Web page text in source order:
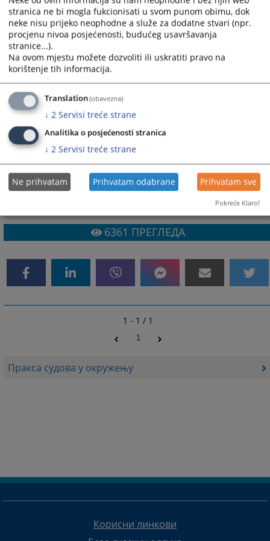
Пракса судова у окружењу
СЛОВЕНИЈА
www.ус-рс.си– Уставни суд Словеније
www.содисце.си
СРБИЈА
www.уставни.суд.рс/– Уставни суд Републике Србије
www.вк.суд.рс/– Врховни касациони суд Републике
Србије
6361 ПРЕГЛЕДА
1 - 1 / 1
1
Корисни линкови
stranica ne bi mogla fukcionisati u svom punom obimu, dok
neke nisu prijeko neophodne a služe za dodatne stvari (npr.
procjenu nivoa posjećenosti, budućeg usavršavanja
stranice...).
Na ovom mjestu možete dozvoliti ili uskratiti pravo na
korištenje tih informacija.
Translation(obavezna)
↓ 2 Servisi treće strane
Analitika o posjećenosti stranica
↓ 2 Servisi treće strane
Ne prihvatam Prihvatam odabrane Prihvatam sve
Pokreće Klaro!